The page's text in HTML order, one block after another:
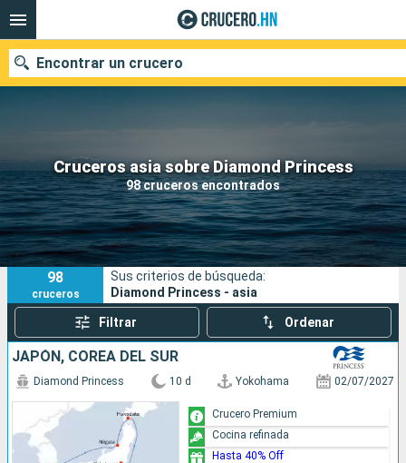
Cruceros asia sobre Diamond Princess
98 cruceros encontrados
Encontrar un crucero
Nuestros destinos
Fecha de salida
Puertos Compañías
Buscar
98
cruceros
Sus criterios de búsqueda:
Diamond Princess - asia
Filtrar Ordenar
JAPÓN, COREA DEL SUR
Diamond Princess 10 d Yokohama 02/07/2027
Crucero Premium
Cocina refinada
Hasta 40% Off